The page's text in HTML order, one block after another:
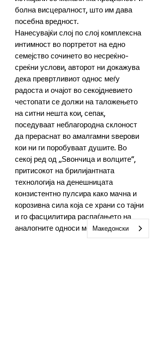
болна висцералност, што им дава
посебна вредност.
Нанесувајќи слој по слој комплексна
интимност во портретот на едно
семејство сочинето во несреќно-
среќни услови, авторот ни докажува
дека превртливиот однос меѓу
радоста и очајот во секојдневието
честопати се должи на таложењето
на ситни нешта кои, сепак,
поседуваат неблагородна склоност
да прераснат во амалгамни ѕверови
кои ни ги поробуваат душите. Во
секој ред од „Ѕвончица и волците“,
притисокот на брилијантната
технологија на денешницата
конзистентно пулсира како мачна и
корозивна сила која се храни со тајни
и го фасцилитира распаѓањето на
аналогните односи меѓу нејзините
Македонски